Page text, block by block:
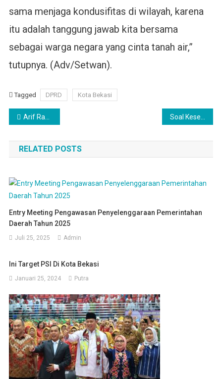
sama menjaga kondusifitas di wilayah, karena
itu adalah tanggung jawab kita bersama
sebagai warga negara yang cinta tanah air,”
tutupnya. (Adv/Setwan).
Tagged DPRD Kota Bekasi
Navigasi
pos
Arif Rahman: Bekasi Utara Minim Lahan Pemakaman Umum
RELATED POSTS
Entry Meeting Pengawasan Penyelenggaraan Pemerintahan
Daerah Tahun 2025
Juli 25, 2025 Admin
Ini Target PSI Di Kota Bekasi
Januari 25, 2024 Putra